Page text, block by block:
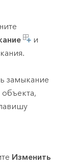
и
замыкание
Изменить